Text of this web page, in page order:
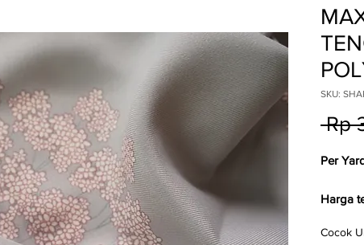
SKU:
Rp
Per
Harga
Satuan
Cocok